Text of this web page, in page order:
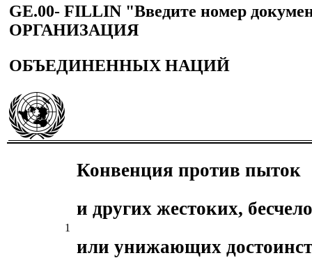
GE.00- FILLIN "Введите номер
ОРГАНИЗАЦИЯ
ОБЪЕДИНЕННЫХ НАЦИЙ
1
Конвенция против пыток
и других жестоких,
или унижающих